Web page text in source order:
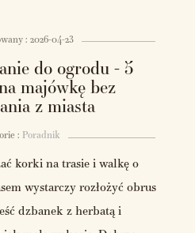
: 2026-04-23
do ogrodu - 5
majówkę bez
z miasta
: Poradnik
korki na trasie i walkę o
wystarczy rozłożyć obrus
dzbanek z herbatą i